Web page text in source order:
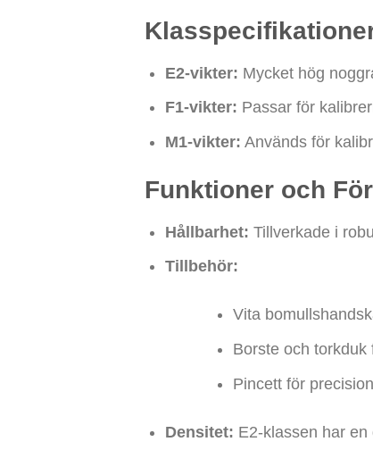
E2-vikter: Mycket hög
F1-vikter: Passar för
M1-vikter: Används för
Funktioner och
Hållbarhet: Tillverkade i
Tillbehör:
Vita
Borste och torkduk
Pincett för
Densitet: E2-klassen har en